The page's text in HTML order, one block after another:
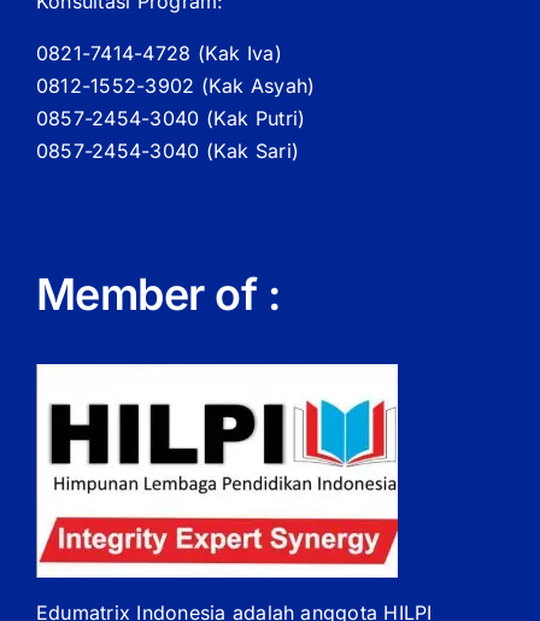
0821-7414-4728 (Kak Iva)
0812-1552-3902 (Kak Asyah)
0857-2454-3040 (Kak Putri)
0857-2454-3040 (Kak Sari)
Member of :
Edumatrix Indonesia adalah anggota HILPI